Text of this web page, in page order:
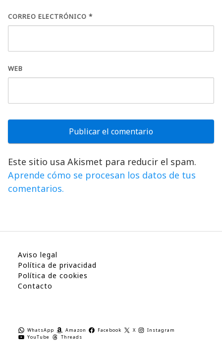
CORREO ELECTRÓNICO *
WEB
Este sitio usa Akismet para reducir el spam.
Aprende cómo se procesan los datos de tus
comentarios.
Aviso legal
Política de privacidad
Política de cookies
Contacto
WhatsApp Amazon Facebook X
Instagram
YouTube
Threads